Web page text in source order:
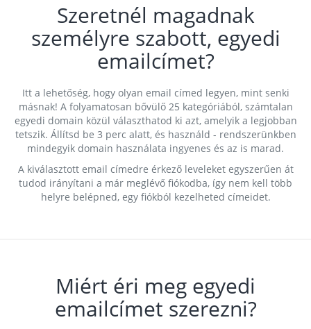
Szeretnél magadnak
személyre szabott, egyedi
emailcímet?
Itt a lehetőség, hogy olyan email címed legyen, mint senki
másnak! A folyamatosan bővülő 25 kategóriából, számtalan
egyedi domain közül választhatod ki azt, amelyik a legjobban
tetszik. Állítsd be 3 perc alatt, és használd - rendszerünkben
mindegyik domain használata ingyenes és az is marad.
A kiválasztott email címedre érkező leveleket egyszerűen át
tudod irányítani a már meglévő fiókodba, így nem kell több
helyre belépned, egy fiókból kezelheted címeidet.
Miért éri meg egyedi
emailcímet szerezni?